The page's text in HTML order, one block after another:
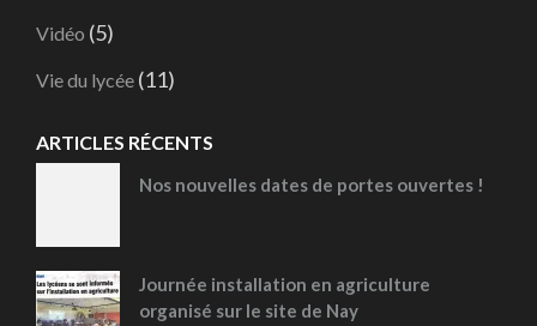
Vidéo (5)
Vie du lycée (11)
ARTICLES RÉCENTS
Nos nouvelles dates de portes ouvertes !
Journée installation en agriculture
organisé sur le site de Nay